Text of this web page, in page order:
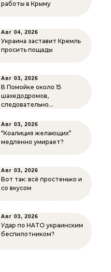
работы в Крыму
Авг 04, 2026
Украина заставит Кремль
просить пощады
Авг 03, 2026
В Помойке около 15
шахедодромов,
следовательно…
Авг 03, 2026
“Коалиция желающих”
медленно умирает?
Авг 03, 2026
Вот так: всё простенько и
со вкусом
Авг 03, 2026
Удар по НАТО украинским
беспилотником?